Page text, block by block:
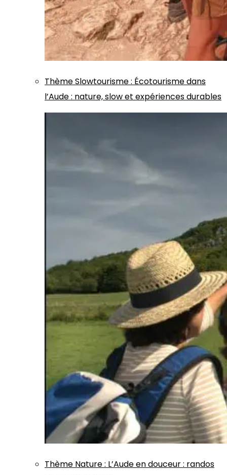
ThèmeSlowtourisme: Écotourisme dans
l’Aude : nature, slow et expériences durables
Thème Nature: L’Aude en douceur : randos